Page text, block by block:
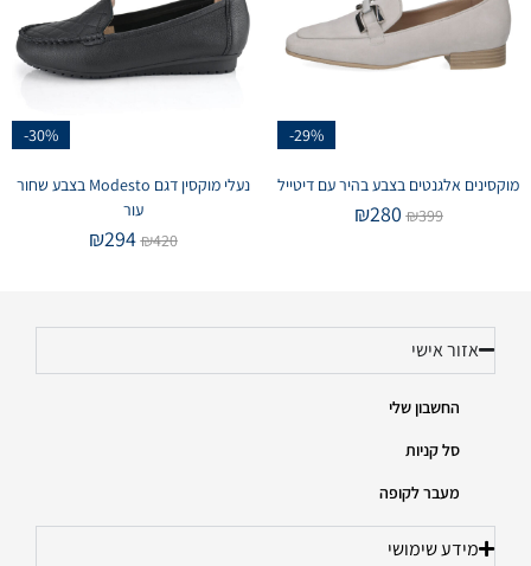
-29%
מוקסינים אלגנטים בצבע בהיר עם דיטייל
₪399
₪280
-30%
נעלי מוקסין דגם Modesto בצבע שחור
עור
₪420
₪294
אזור אישי
החשבון שלי
סל קניות
מעבר לקופה
מידע שימושי